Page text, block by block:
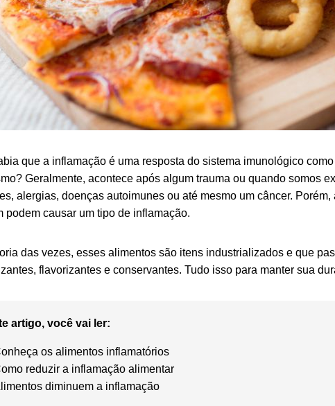
que a inflamação é uma resposta do sistema imunológico
Geralmente, acontece após algum trauma ou quando somos
alergias, doenças autoimunes ou até mesmo um câncer. Porém,
podem causar um tipo de inflamação.
das vezes, esses alimentos são itens industrializados e que
flavorizantes e conservantes. Tudo isso para manter sua
artigo, você vai ler:
os alimentos inflamatórios
reduzir a inflamação alimentar
diminuem a inflamação